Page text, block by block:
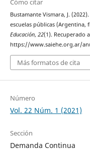
Cómo citar
Bustamante Vismara, J.
escuelas públicas (Argentina,
Educación, 22(1). Recuperado
https://www.saiehe.org.ar/
Más formatos de cita
Número
Vol. 22 Núm. 1 (2021)
Sección
Demanda Continua